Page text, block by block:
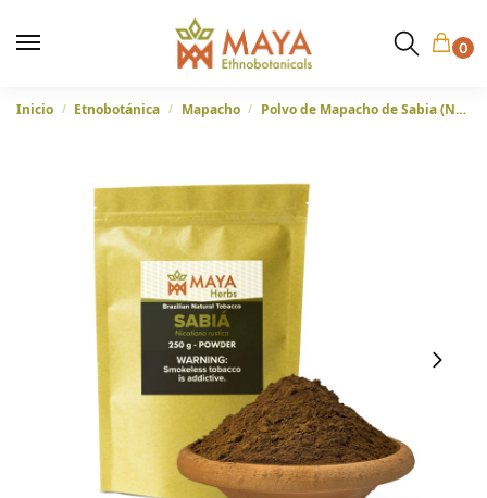
0
Inicio / Etnobotánica / Mapacho / Polvo de Mapacho de Sabia (Nicotiana Rustica) – De Brasil